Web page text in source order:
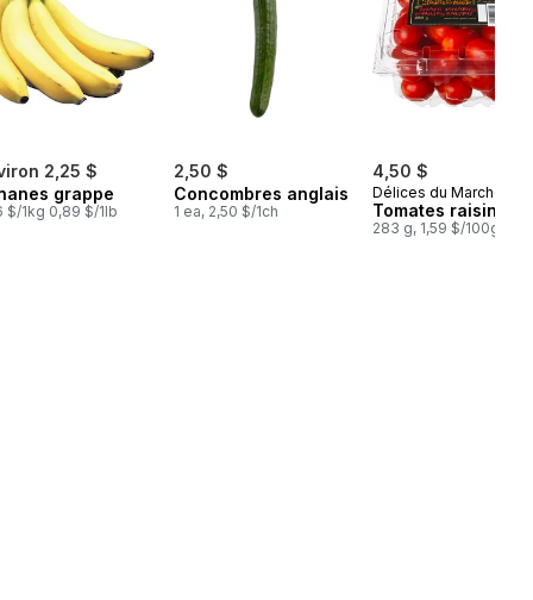
2,25 $
grappe
$/1kg 0,89 $/1lb
2,50 $
Concombres anglais
1 ea, 2,50 $/1ch
4,50 $
Délices du Marché
Tomates raisins
283 g, 1,59 $/100g